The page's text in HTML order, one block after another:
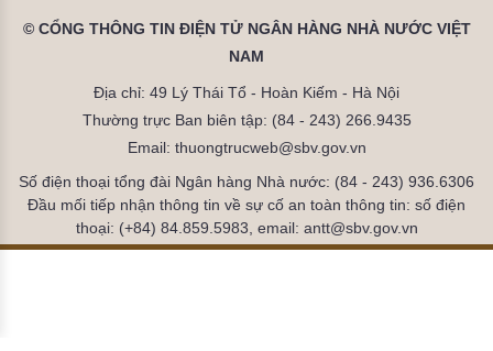
© CỔNG THÔNG TIN ĐIỆN TỬ NGÂN HÀNG NHÀ NƯỚC VIỆT
NAM
Địa chỉ: 49 Lý Thái Tổ - Hoàn Kiếm - Hà Nội
Thường trực Ban biên tập: (84 - 243) 266.9435
Email: thuongtrucweb@sbv.gov.vn
Số điện thoại tổng đài Ngân hàng Nhà nước: (84 - 243) 936.6306
Đầu mối tiếp nhận thông tin về sự cố an toàn thông tin: số điện
thoại: (+84) 84.859.5983, email: antt@sbv.gov.vn